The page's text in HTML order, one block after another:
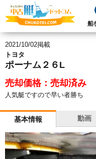
船
2021/10/02掲載
トヨタ
ポーナム２６L
売却価格：売却済み
人気艇ですので早い者勝ち
基本情報 動画